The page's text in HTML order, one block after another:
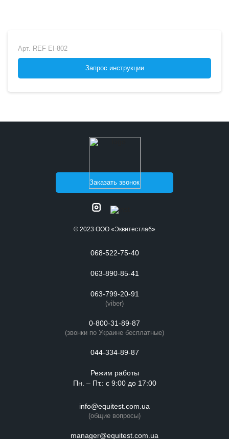
Арт. REF EI-802
Запрос инструкции
Заказать звонок
© 2023 ООО «Эквитестлаб»
068-522-75-40
063-890-85-41
063-799-20-91
(viber)
0-800-31-89-87
(звонки по Украине бесплатные)
044-334-89-87
Режим работы
Пн. – Пт.: с 9:00 до 17:00
info@equitest.com.ua
(общие вопросы)
manager@equitest.com.ua